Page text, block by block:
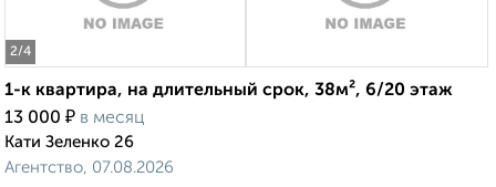
2/4
1-к квартира, на длительный срок, 38м², 6/20 этаж
13 000 ₽ в месяц
Кати Зеленко 26
Агентство, 07.08.2026